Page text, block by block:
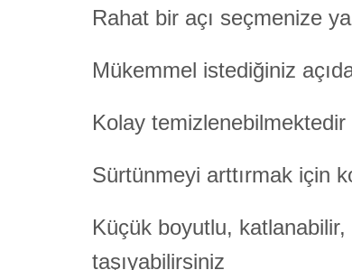
Rahat bir açı seçmenize
Mükemmel istediğiniz
Kolay temizlenebilmektedir
Sürtünmeyi arttırmak için
Küçük boyutlu, katlanabilir,
taşıyabilirsiniz